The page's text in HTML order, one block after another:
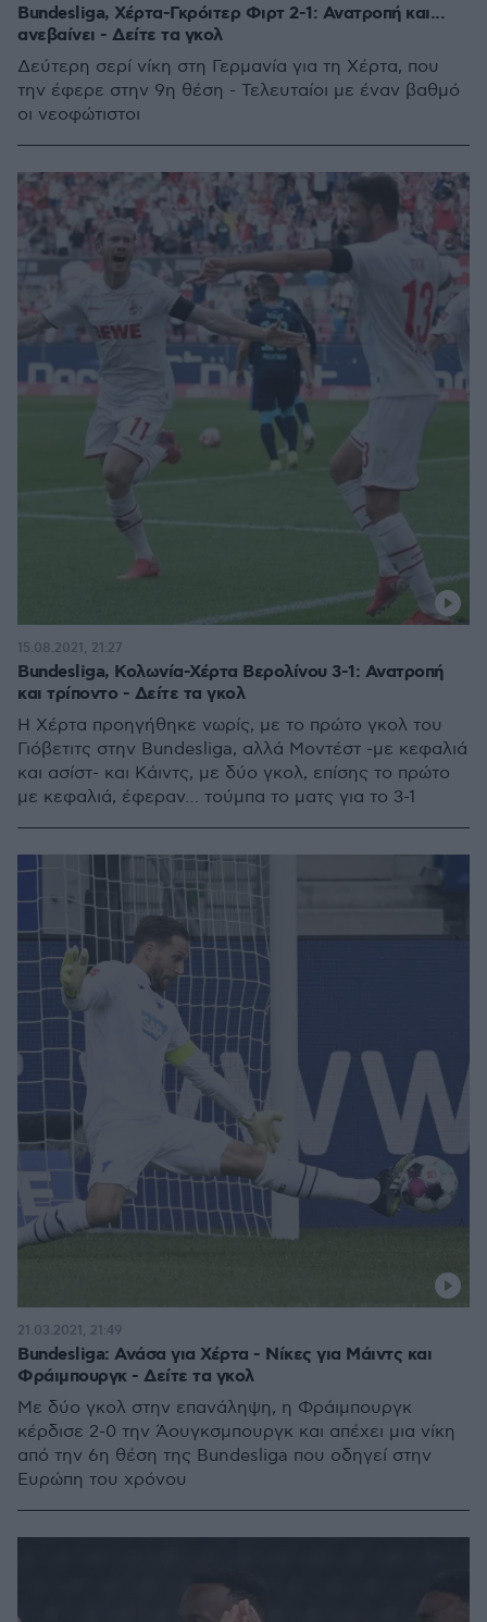
Bundesliga, Χέρτα-Γκρόιτερ Φιρτ 2-1: Ανατροπή και...
ανεβαίνει - Δείτε τα γκολ
Δεύτερη σερί νίκη στη Γερμανία για τη Χέρτα, που
την έφερε στην 9η θέση - Τελευταίοι με έναν βαθμό
οι νεοφώτιστοι
Bundesliga, Κολωνία-Χέρτα Βερολίνου 3-1: Ανατροπή
και τρίποντο - Δείτε τα γκολ
Η Χέρτα προηγήθηκε νωρίς, με το πρώτο γκολ του
Γιόβετιτς στην Bundesliga, αλλά Μοντέστ -με κεφαλιά
και ασίστ- και Κάιντς, με δύο γκολ, επίσης το πρώτο
με κεφαλιά, έφεραν… τούμπα το ματς για το 3-1
15.08.2021, 21:27
Bundesliga: Ανάσα για Χέρτα - Νίκες για Μάιντς και
Φράιμπουργκ - Δείτε τα γκολ
Με δύο γκολ στην επανάληψη, η Φράιμπουργκ
κέρδισε 2-0 την Άουγκσμπουργκ και απέχει μια νίκη
από την 6η θέση της Bundesliga που οδηγεί στην
Ευρώπη του χρόνου
21.03.2021, 21:49